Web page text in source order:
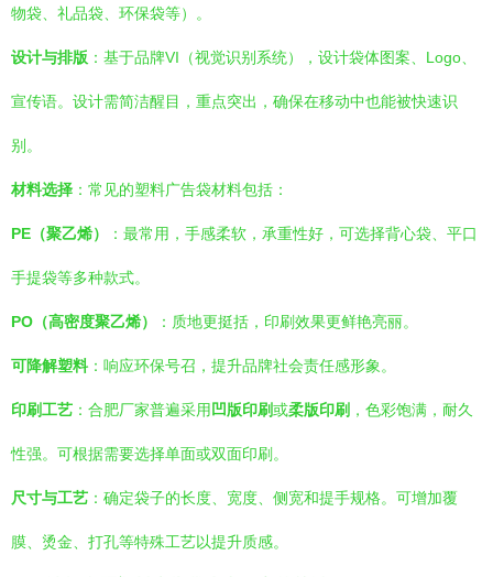
物袋、礼品袋、环保袋等）。
设计与排版 ：基于品牌VI（视觉识别系统），设计袋体图案、Logo、
宣传语。设计需简洁醒目，重点突出，确保在移动中也能被快速识
别。
材料选择 ：常见的塑料广告袋材料包括：
PE（聚乙烯） ：最常用，手感柔软，承重性好，可选择背心袋、平口
手提袋等多种款式。
PO（高密度聚乙烯） ：质地更挺括，印刷效果更鲜艳亮丽。
可降解塑料 ：响应环保号召，提升品牌社会责任感形象。
印刷工艺 ：合肥厂家普遍采用 凹版印刷或柔版印刷 ，色彩饱满，耐久
性强。可根据需要选择单面或双面印刷。
尺寸与工艺 ：确定袋子的长度、宽度、侧宽和提手规格。可增加覆
膜、烫金、打孔等特殊工艺以提升质感。